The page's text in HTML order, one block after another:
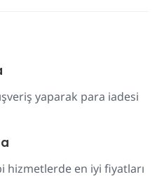
yaparak para iadesi
hizmetlerde en iyi fiyatları